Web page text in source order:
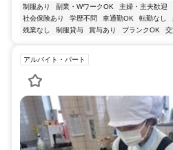
制服あり 副業・WワークOK 主婦・主夫歓迎
社会保険あり
学歴不問 車通勤OK 転勤なし
残業なし
制服貸与 賞与あり ブランクOK
アルバイト・パート